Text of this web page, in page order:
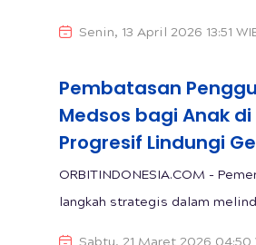
Senin, 13 April 2026 13:51
Pembatasan
Medsos bagi Anak
Progresif Lindungi
ORBITINDONESIA.COM -
langkah strategis dalam